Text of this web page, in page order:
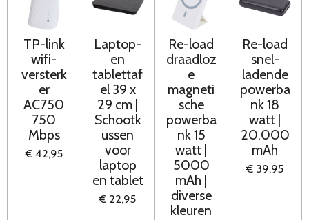
TP-link
wifi-
versterk
er
AC750
750
Mbps
€ 42,95
Laptop-
en
tablettaf
el 39 x
29 cm |
Schootk
ussen
voor
laptop
en tablet
€ 22,95
Re-load
draadloz
e
magneti
sche
powerba
nk 15
watt |
5000
mAh |
diverse
kleuren
Re-load
snel-
ladende
powerba
nk 18
watt |
20.000
mAh
€ 39,95